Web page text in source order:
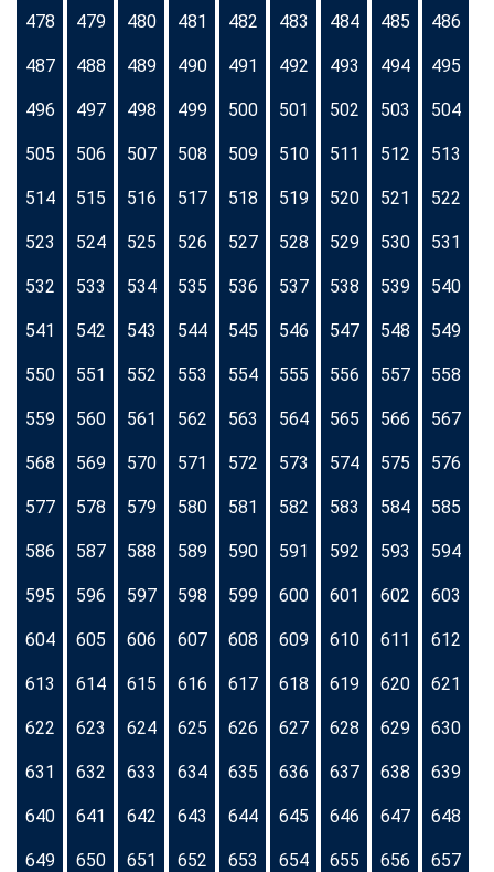
478 479 480 481 482 483 484 485 486
487 488 489 490 491 492 493 494 495
496 497 498 499 500 501 502 503 504
505 506 507 508 509 510 511 512 513
514 515 516 517 518 519 520 521 522
523 524 525 526 527 528 529 530 531
532 533 534 535 536 537 538 539 540
541 542 543 544 545 546 547 548 549
550 551 552 553 554 555 556 557 558
559 560 561 562 563 564 565 566 567
568 569 570 571 572 573 574 575 576
577 578 579 580 581 582 583 584 585
586 587 588 589 590 591 592 593 594
595 596 597 598 599 600 601 602 603
604 605 606 607 608 609 610 611 612
613 614 615 616 617 618 619 620 621
622 623 624 625 626 627 628 629 630
631 632 633 634 635 636 637 638 639
640 641 642 643 644 645 646 647 648
649 650 651 652 653 654 655 656 657